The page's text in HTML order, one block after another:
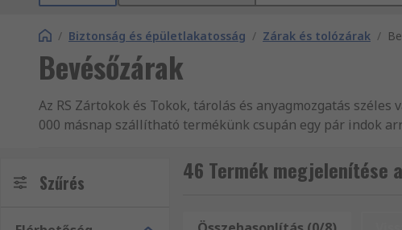
/ Biztonság és épületlakatosság / Zárak és tolózárak /
Bevésőzárak
Az RS Zártokok és Tokok, tárolás és anyagmozgatás
000 másnap szállítható termékünk csupán egy pár indok
Válogasson széles kínálatunkból és rendelje meg a kívánt
berendezések, automatikai alkatrészek és kábelek átfogó
automatikai alkatrészek és kábelek széles választékát
Szűrés 46 Termék megjelenítése